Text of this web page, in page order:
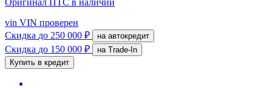
vin VIN проверен
Скидка до 250 000 ₽ на автокредит
Скидка до 150 000 ₽
на Trade-In
Купить в кредит